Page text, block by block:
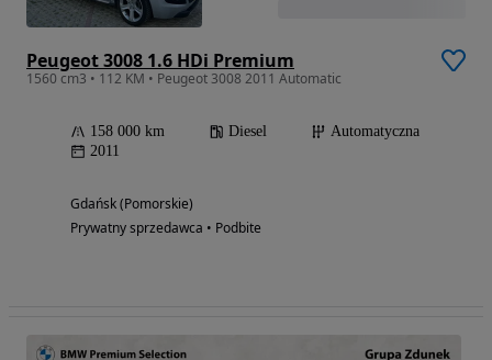
Peugeot 3008 1.6 HDi Premium
1560 cm3 • 112 KM • Peugeot 3008 2011 Automatic
158 000 km Diesel
Automatyczna
2011
Gdańsk (Pomorskie)
Prywatny sprzedawca • Podbite